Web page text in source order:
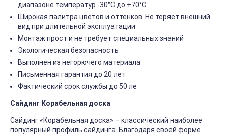
диапазоне температур -30°C до +70°C
Широкая палитра цветов и оттенков. Не теряет внешний
вид при длительной эксплуатации
Монтаж прост и не требует специальных знаний
Экологическая безопасность
Выполнен из негорючего материала
Письменная гарантия до 20 лет
Фактический срок службы до 50 ле
Сайдинг Корабельная доска
Сайдинг «Корабельная доска» – классический наиболее
популярный профиль сайдинга. Благодаря своей форме